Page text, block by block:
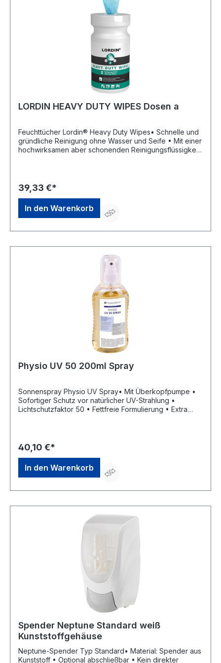
LORDIN HEAVY DUTY WIPES Dosen a
Feuchttücher Lordin® Heavy Duty Wipes• Schnelle und
gründliche Reinigung ohne Wasser und Seife • Mit einer
hochwirksamen aber schonenden Reinigungsflüssigkeit
menschlichen Haut angepasst • Parfümiert • Eignen sich
ideal für den mobilen Einsatz und können überall
benutzt werden, wo kein Wasser zur Reinigung vor Ort
istHersteller: Peter Greven Physioderm GmbH, Procter &
Gamble Str.26, 53881 Euskirchen, DE, +492251776170,
info@pgp-hautschutz.de
39,33 €*
In den Warenkorb
Physio UV 50 200ml Spray
Sonnenspray Physio UV Spray• Mit Überkopfpumpe •
Sofortiger Schutz vor natürlicher UV-Strahlung •
Lichtschutzfaktor 50 • Fettfreie Formulierung • Extra
hautschutz.de
40,10 €*
In den Warenkorb
Spender Neptune Standard weiß
Kunststoffgehäuse
Neptune-Spender Typ Standard• Material: Spender aus
Kunststoff • Optional abschließbar • Kein direkter